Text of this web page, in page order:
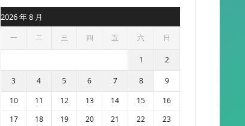
2026 年 8 月
一 二 三 四 五 六 日
1 2
3 4 5 6 7 8
9
10
11 12 13 14 15
16
17
18 19 20 21 22 23